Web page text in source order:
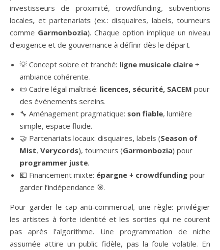
investisseurs de proximité, crowdfunding, subventions
locales, et partenariats (ex.: disquaires, labels, tourneurs
comme Garmonbozia). Chaque option implique un niveau
d’exigence et de gouvernance à définir dès le départ.
💡 Concept sobre et tranché: ligne musicale claire +
ambiance cohérente.
📜 Cadre légal maîtrisé: licences, sécurité, SACEM pour
des événements sereins.
🔧 Aménagement pragmatique: son fiable, lumière
simple, espace fluide.
🤝 Partenariats locaux: disquaires, labels (Season of
Mist, Verycords), tourneurs (Garmonbozia) pour
programmer juste.
💶 Financement mixte: épargne + crowdfunding pour
garder l’indépendance 🎯.
Pour garder le cap anti‑commercial, une règle: privilégier
les artistes à forte identité et les sorties qui ne courent
pas après l’algorithme. Une programmation de niche
assumée attire un public fidèle, pas la foule volatile. En